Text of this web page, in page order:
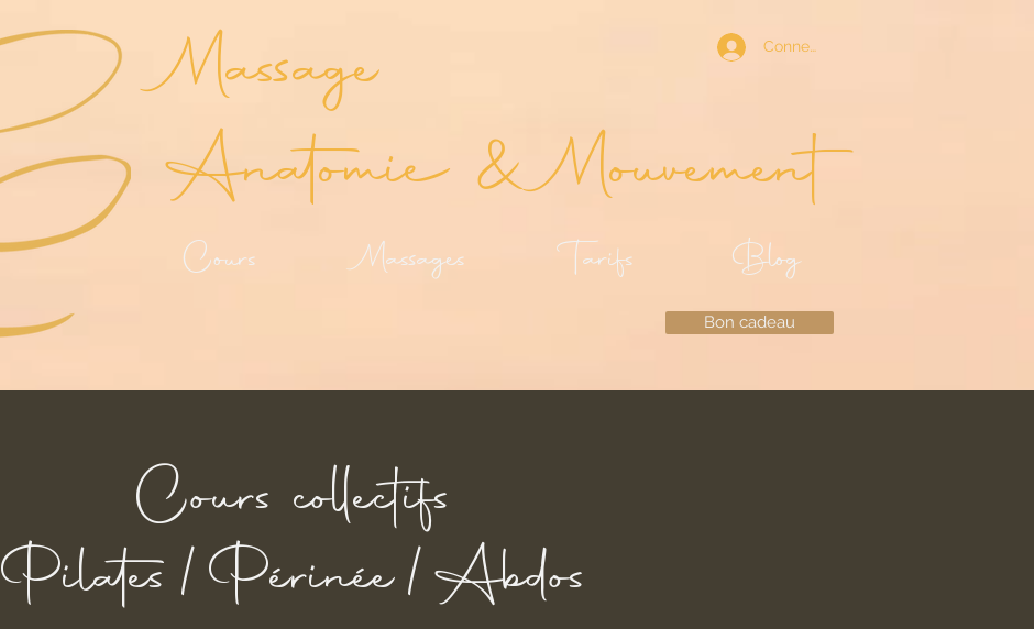
Massage
Anatomie & Mouvement
Connexion
Cours Massages Tarifs Blog
Bon cadeau
Cours collectifs
Pilates/Périnée/Abdos